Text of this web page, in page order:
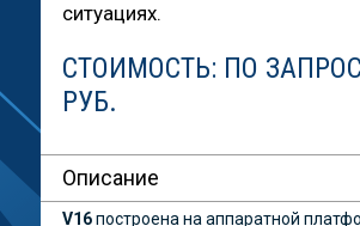
ситуациях.
СТОИМОСТЬ: ПО
РУБ.
Описание
V16построена на аппаратной